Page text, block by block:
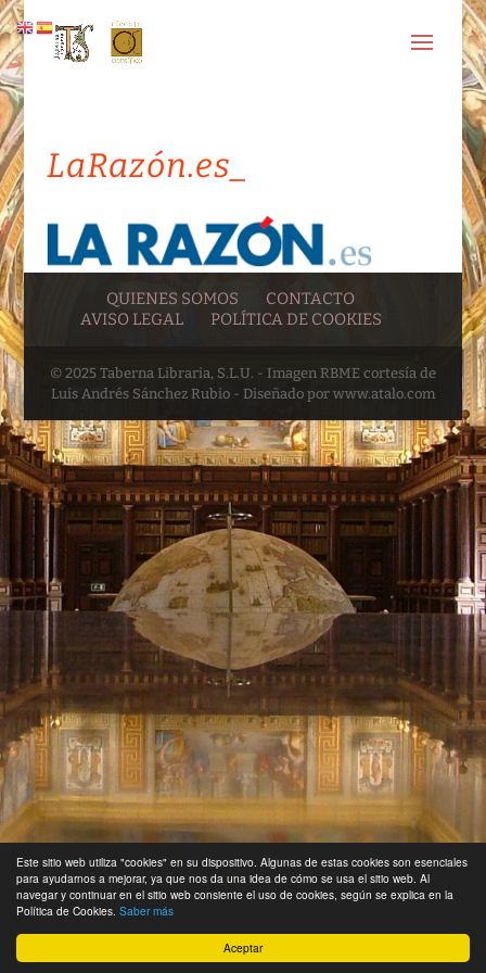
Aceptar
Este sitio web utiliza "cookies" en su dispositivo. Algunas de estas cookies son esenciales
para ayudarnos a mejorar, ya que nos da una idea de cómo se usa el sitio web. Al
navegar y continuar en el sitio web consiente el uso de cookies, según se explica en la
Política de Cookies. Saber más
LaRazón.es_
QUIENES SOMOS
CONTACTO
AVISO LEGAL
POLÍTICA DE COOKIES
© 2025 Taberna Libraria, S.L.U. - Imagen RBME cortesía de
Luis Andrés Sánchez Rubio - Diseñado por www.atalo.com